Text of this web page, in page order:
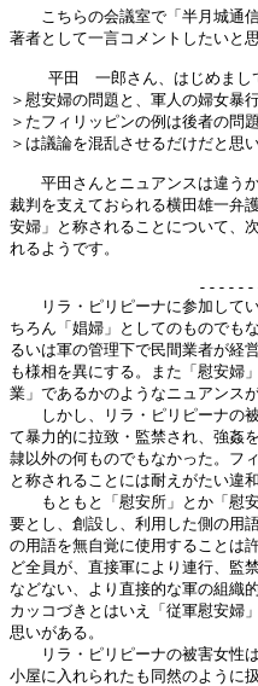
こちらの会議室で「半月城通信
著者として一言コメントしたいと思
平田　一郎さん、はじめまし
＞慰安婦の問題と、軍人の婦女暴
＞たフィリッピンの例は後者の問
＞は議論を混乱させるだけだと思い
平田さんとニュアンスは違うか
裁判を支えておられる横田雄一弁
安婦」と称されることについて、
れるようです。
リラ・ピリピーナに参加してい
ちろん「娼婦」としてのものでも
るいは軍の管理下で民間業者が経
も様相を異にする。また「慰安婦
業」であるかのようなニュアンス
しかし、リラ・ピリピーナの被
て暴力的に拉致・監禁され、強姦
隷以外の何ものでもなかった。フ
と称されることには耐えがたい違
もともと「慰安所」とか「慰安
要とし、創設し、利用した側の用
の用語を無自覚に使用することは
ど全員が、直接軍により連行、監
などない、より直接的な軍の組織
カッコづきとはいえ「従軍慰安婦
思いがある。
リラ・ピリピーナの被害女性は
小屋に入れられたも同然のように